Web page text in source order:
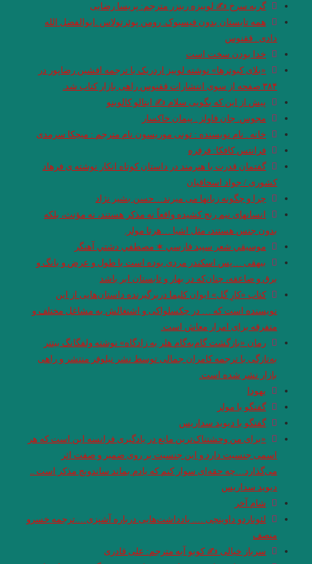
گربه سرخ ✍ لوییزە رینزر مترجم: پریسا رضایی
همه تابستان بدون فیسبوک. رومن پوئرتولاس .ابوالفضل الله
دادی . ققنوس
خدا بودن سخت است
«بلای کبوترها» نوشته لوییز اردریک با ترجمه افشین رضاپور در
۳۸۴ صفحه از سوی انتشارات ققنوس راهی بازار کتاب شد.
پیش از این که بگویی سلام ✍ ایتالو کالوینو
مجوس. جان فاولز . پیمان خاکسار
خانه . نام نویسنده : تونی موریسون نام مترجم : میچکا سرمدی
فرانتس کافکا: فرفره
گفتمان قدرت با هنرمند در داستان کوتاه انکار نوشته ی فرهاد
کشوری / جواد اسحاقیان
چرا و چگونه زبانها می میرند…حسن بشیر نژاد
انسانهای نیم رنج کشیده واقعاً نه مذکر هستند، نه مؤنث، بلکه
بدون جنس هستند، مثل اشیا …هرتا مولر.
موسيقي شعر سپيد فارسي ∗ مصطفي دشتي آهنگر
بیهقی …پس اسکندر مردی بوده است با طول و عرض و بانگ و
برق و صاعقه، چنان‌که در بهار و تابستان ابر باشد
کتاب «کارِ گل» ایوان کلیما دربرگیرنده داستان‌هایی از این
نویسنده است که … در چکسلواکی و اشتغالش به مشاغل مختلف و
متفرقه برای امرار معاش است.
رمان «بازگشت گام‌به‌گام هلر به زادگاه» نوشته ولفگانگ بیتنر
به‌تازگی با ترجمه کامران جمالی توسط نشر نیلوفر منتشر و راهی
بازار نشر شده است.
یهودا
گفتگو با مولر
گفتگو با دیوید سداریس
«برای من وحشتناک‌ترین مانع در یادگیری فرانسه این است که هر
اسمی جنسیت دارد و این جنسیت بر روی ضمیر و صفت اثر
می‌گذارد…چه حقه‌ای سوار کنم که یادم بماند ساندویچ مذکر است ..
دیوید سداریس
شام آخر
لئوناردو داوینچی …. یادداشت‌هایی درباره آشپزی….ترجمه خسرو
منصف
سرباز خیالی ✍ کوبو آبه مترجم: علی قادری